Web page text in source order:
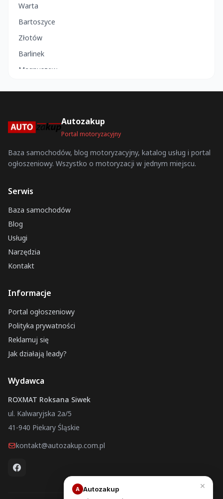
Warta
Bartoszyce
Złotów
Barlinek
Magnuszew
Łomża
Krzywiń
Brzozów
Jaraczewo
Pilzno
Żuromin
Kock
Słomniki
Śmigiel
Paczków
Brzesko
Opoczno
Bolków
Autozakup
Portal motoryzacyjny
Baza samochodów, blog motoryzacyjny, katalog usług i portal
ogłoszeniowy. Wszystko o motoryzacji w jednym miejscu.
Serwis
Baza samochodów
Blog
Usługi
Narzędzia
Kontakt
Informacje
Portal ogłoszeniowy
Polityka prywatności
Reklamuj się
Jak działają leady?
Wydawca
ROXMAT Roksana Siwek
ul. Kalwaryjska 2a/5
41-940 Piekary Śląskie
kontakt@autozakup.com.pl
×
A Autozakup